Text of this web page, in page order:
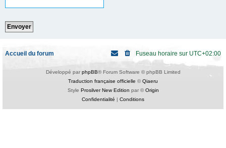
Accueil du forum Fuseau horaire sur UTC+02:00
Développé par phpBB® Forum Software © phpBB Limited
Traduction française officielle ©Qiaeru
Style Prosilver New Edition par ©Origin
Confidentialité
Conditions